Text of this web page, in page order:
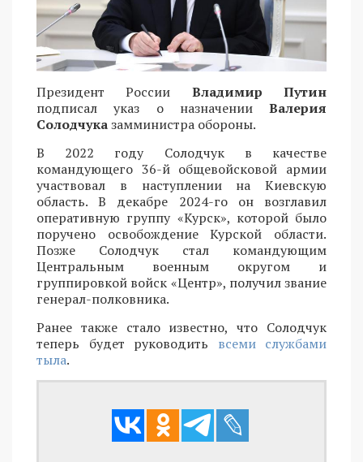
Президент России Владимир Путин
подписал указ о назначенииВалерия
Солодчуказамминистра обороны.
В 2022 году Солодчук в качестве
командующего 36-й общевойсковой армии
участвовал в наступлении на Киевскую
область. В декабре 2024-го он возглавил
оперативную группу «Курск», которой было
поручено освобождение Курской области.
Позже Солодчук стал командующим
Центральным военным округом и
группировкой войск «Центр», получил звание
генерал-полковника.
Ранее также стало известно, что Солодчук
теперь будет руководить всеми службами
тыла.